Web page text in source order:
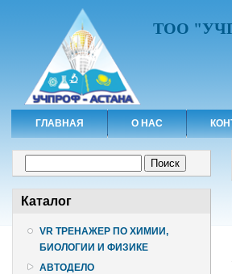
ТОО
ГЛАВНАЯ О НАС
Каталог
VR ТРЕНАЖЕР ПО ХИМИИ,
БИОЛОГИИ И ФИЗИКЕ
АВТОДЕЛО